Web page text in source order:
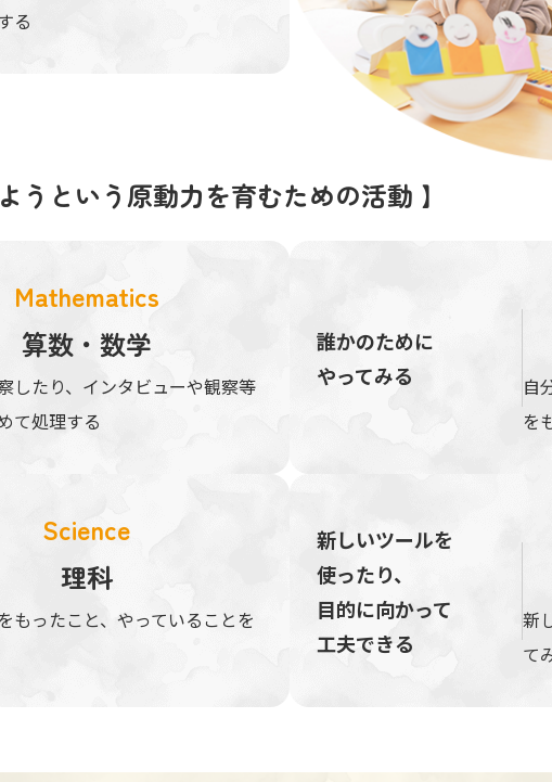
る
うという原動力を育むための活動 】
Mathematics
算数・数学
したり、インタビューや観察等
て処理する
誰かのために
やってみる
自
を
Science
理科
もったこと、やっていることを
新しいツールを
使ったり、
目的に向かって
工夫できる
新
て